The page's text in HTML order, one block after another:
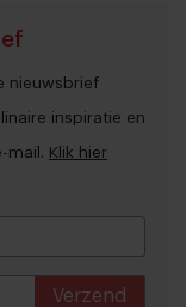
nieuwsbrief
inspiratie en
mail. Klik hier
Verzend